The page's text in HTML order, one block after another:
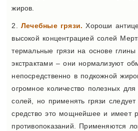
жиров.
2.Лечебные грязи. Хороши
высокой концентрацией солей
термальные грязи на основе
экстрактами – они нормализуют
непосредственно в подкожной
огромное количество полезных
солей, но применять грязи следует
средство это мощнейшее и имеет
противопоказаний. Применяются